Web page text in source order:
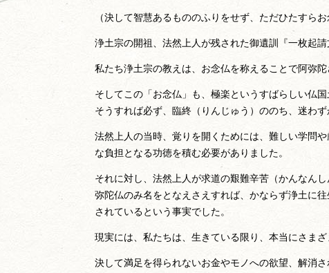
（決して智慧あるもののふりをせず、ただひたすらお
浄土宗の開祖、法然上人が残された御遺訓『一枚起請
私たち浄土宗の教えは、お念仏を称えることで阿弥
そしてこの「お念仏」も、極楽というすばらしい仏
そうすれば必ず、臨終（りんじゅう）ののち、迷わ
法然上人の当時、覚りを開くためには、難しい学問
な負担となる功徳を積む必要がありました。
それに対し、法然上人が求道の艱難辛苦（かんなん
弥陀仏のみ名をとなえさえすれば、かならず浄土に
されているという事実でした。
現実には、私たちは、生きている限り、本当にさま
決して満足を得られないお金やモノへの欲望、解消